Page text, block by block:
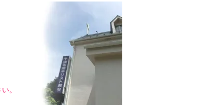
。